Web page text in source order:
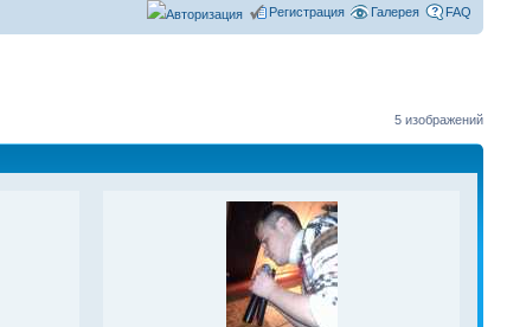
Регистрация Галерея FAQ
5 изображений